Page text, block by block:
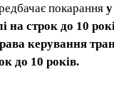
покарання
на строк до 10
керування
до 10 років.